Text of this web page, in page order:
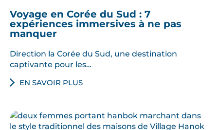
Voyage en Corée du Sud : 7
expériences immersives à ne pas
manquer
Direction la Corée du Sud, une destination
captivante pour les…
EN SAVOIR PLUS